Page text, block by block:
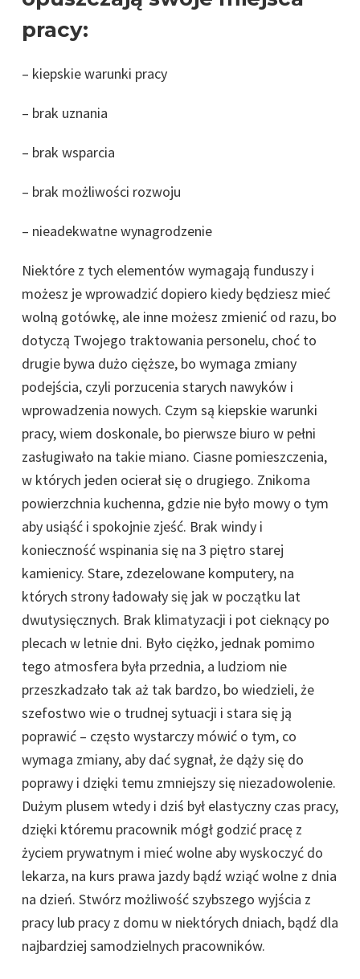
pracy:
– kiepskie warunki pracy
– brak uznania
– brak wsparcia
– brak możliwości rozwoju
– nieadekwatne wynagrodzenie
Niektóre z tych elementów wymagają funduszy i
możesz je wprowadzić dopiero kiedy będziesz mieć
wolną gotówkę, ale inne możesz zmienić od razu, bo
dotyczą Twojego traktowania personelu, choć to
drugie bywa dużo cięższe, bo wymaga zmiany
podejścia, czyli porzucenia starych nawyków i
wprowadzenia nowych. Czym są kiepskie warunki
pracy, wiem doskonale, bo pierwsze biuro w pełni
zasługiwało na takie miano. Ciasne pomieszczenia,
w których jeden ocierał się o drugiego. Znikoma
powierzchnia kuchenna, gdzie nie było mowy o tym
aby usiąść i spokojnie zjeść. Brak windy i
konieczność wspinania się na 3 piętro starej
kamienicy. Stare, zdezelowane komputery, na
których strony ładowały się jak w początku lat
dwutysięcznych. Brak klimatyzacji i pot cieknący po
plecach w letnie dni. Było ciężko, jednak pomimo
tego atmosfera była przednia, a ludziom nie
przeszkadzało tak aż tak bardzo, bo wiedzieli, że
szefostwo wie o trudnej sytuacji i stara się ją
poprawić – często wystarczy mówić o tym, co
wymaga zmiany, aby dać sygnał, że dąży się do
poprawy i dzięki temu zmniejszy się niezadowolenie.
Dużym plusem wtedy i dziś był elastyczny czas pracy,
dzięki któremu pracownik mógł godzić pracę z
życiem prywatnym i mieć wolne aby wyskoczyć do
lekarza, na kurs prawa jazdy bądź wziąć wolne z dnia
na dzień. Stwórz możliwość szybszego wyjścia z
pracy lub pracy z domu w niektórych dniach, bądź dla
najbardziej samodzielnych pracowników.